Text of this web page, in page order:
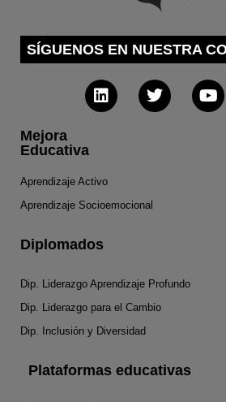
SÍGUENOS EN NUESTRA
Mejora
Educativa
Aprendizaje Activo
Aprendizaje Socioemocional
Diplomados
Dip. Liderazgo Aprendizaje Profundo
Dip. Liderazgo para el Cambio
Dip. Inclusión y Diversidad
Plataformas educativas